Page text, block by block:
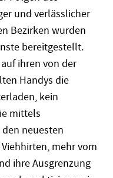
und verlässlicher
Bezirken wurden
bereitgestellt.
ihren von der
Handys die
kein
mittels
neuesten
mehr vom
ihre Ausgrenzung